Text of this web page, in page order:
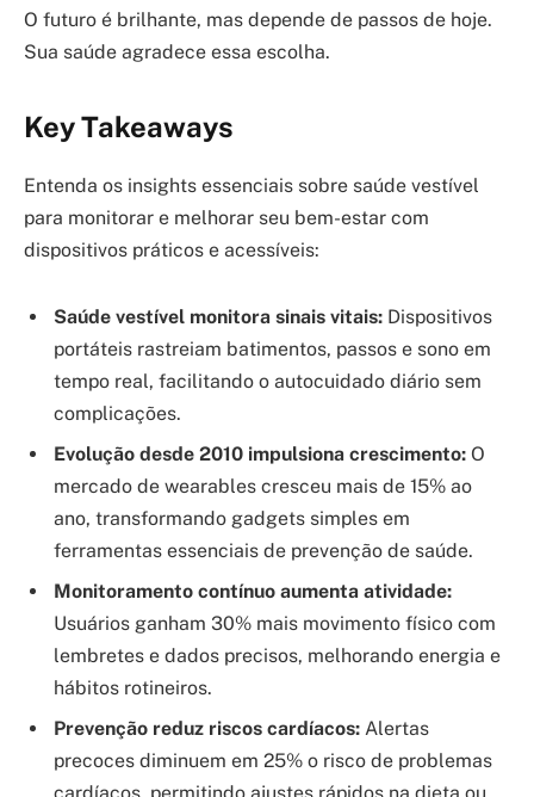
O futuro é brilhante, mas depende de passos de hoje.
Sua saúde agradece essa escolha.
Key Takeaways
Entenda os insights essenciais sobre saúde vestível
para monitorar e melhorar seu bem-estar com
dispositivos práticos e acessíveis:
Saúde vestível monitora sinais vitais: Dispositivos
portáteis rastreiam batimentos, passos e sono em
tempo real, facilitando o autocuidado diário sem
complicações.
Evolução desde 2010 impulsiona crescimento: O
mercado de wearables cresceu mais de 15% ao
ano, transformando gadgets simples em
ferramentas essenciais de prevenção de saúde.
Monitoramento contínuo aumenta atividade:
Usuários ganham 30% mais movimento físico com
lembretes e dados precisos, melhorando energia e
hábitos rotineiros.
Prevenção reduz riscos cardíacos: Alertas
precoces diminuem em 25% o risco de problemas